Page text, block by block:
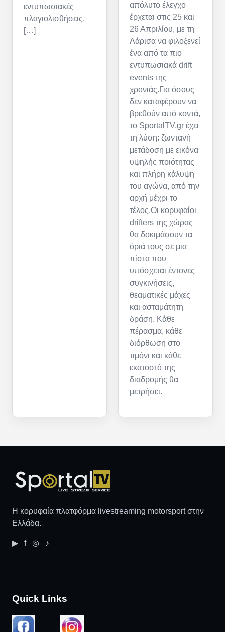
εντυπωσιακές
πλαγιολισθήσεις,
[…]
απόλυτο έλεγχο
έρχεται στις 25 και
26 Απριλίου, με τη
Λάρισα να φιλοξενεί
ένα από τα πιο
εντυπωσιακά drift
events της
χρονιάς.Για όσους
δεν καταφέρουν να
βρεθούν από κοντά,
το SportalTV.gr έχει
τη λύση: ζωντανή
μετάδοση με εικόνα
υψηλής ποιότητας
και πλήρη κάλυψη
του αγώνα, από την
αρχή μέχρι το
τέλος.Οι κορυφαίοι
drifters της χώρας
θα δοκιμάσουν τα
όριά τους σε μια
πίστα που
υπόσχεται έντονες
συγκινήσεις,
θεαματικές μάχες
και ασταμάτητη
δράση. Κάθε
πέρασμα, κάθε
διόρθωση στο
τιμόνι και κάθε
εκατοστό της
διαδρομής θα
μετρήσει.
Η κορυφαία πλατφόρμα livestreaming motorsport στην
Ελλάδα.
▶ f ◎ ♪
Quick Links